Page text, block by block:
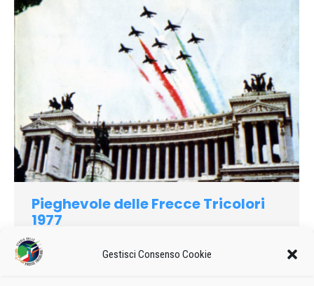
Gestisci Consenso Cookie
Pieghevole delle Frecce Tricolori
1977
1977
Pieghevole della Pattuglia Acrobatica Nazionale del 1977